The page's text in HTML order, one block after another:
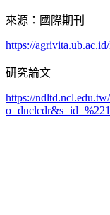
來源：國際期刊
https://
研究論文
https://